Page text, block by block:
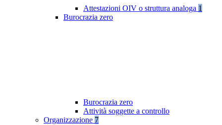
Attestazioni OIV o struttura analoga 1
Burocrazia zero
Burocrazia zero
Attività soggette a controllo
Organizzazione 7